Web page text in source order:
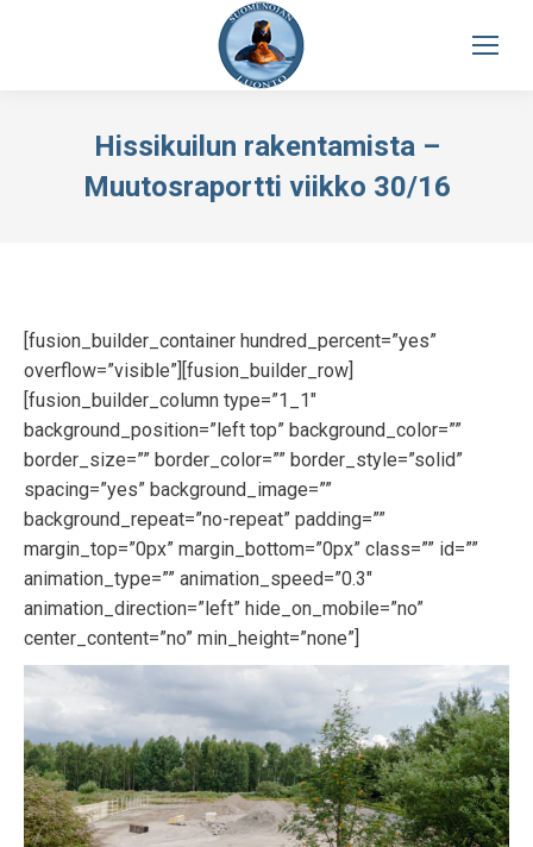
Hissikuilun rakentamista –
Muutosraportti viikko 30/16
[fusion_builder_container hundred_percent=”yes”
overflow=”visible”][fusion_builder_row]
[fusion_builder_column type=”1_1″
background_position=”left top” background_color=””
border_size=”” border_color=”” border_style=”solid”
spacing=”yes” background_image=””
background_repeat=”no-repeat” padding=””
margin_top=”0px” margin_bottom=”0px” class=”” id=””
animation_type=”” animation_speed=”0.3″
animation_direction=”left” hide_on_mobile=”no”
center_content=”no” min_height=”none”]